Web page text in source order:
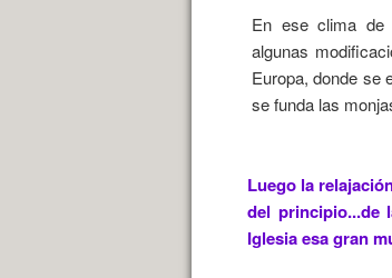
En ese clima de
algunas
Europa, donde se
se funda las
Luego la
del principio...de
Iglesia esa gran